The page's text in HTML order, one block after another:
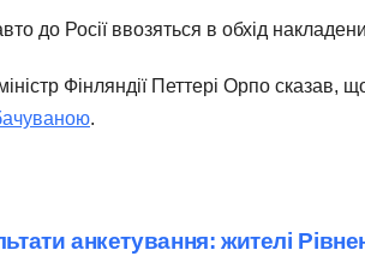
до Росії ввозяться в обхід
Фінляндії Петтері Орпо сказав,
.
анкетування: жителі